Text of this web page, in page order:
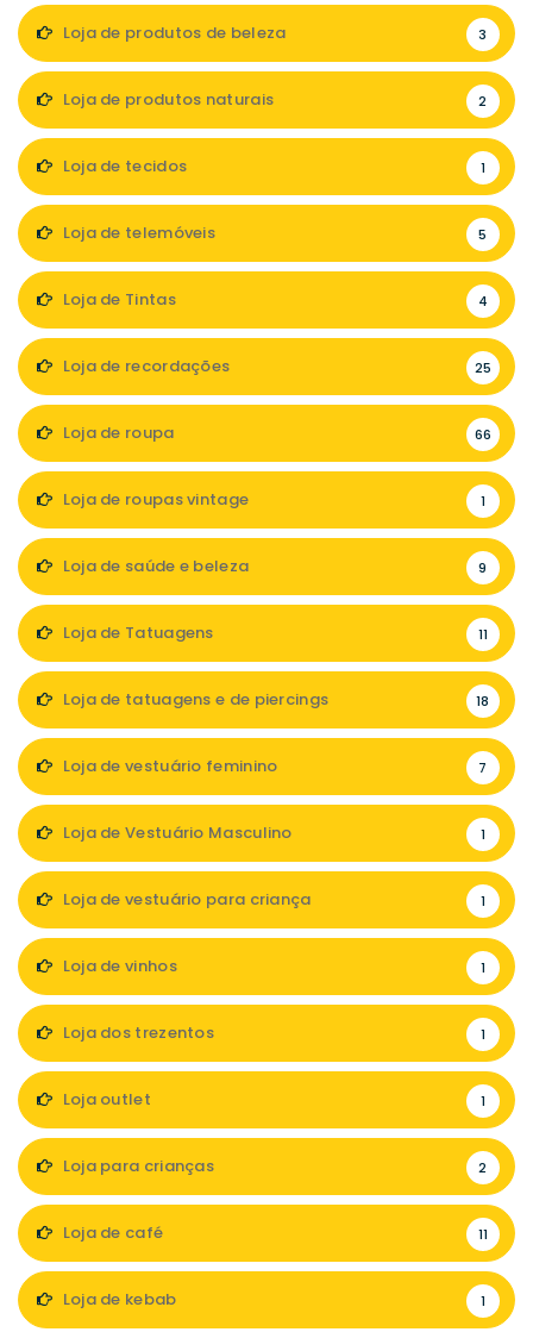
Loja de produtos de beleza 3
Loja de produtos naturais 2
Loja de tecidos 1
Loja de telemóveis 5
Loja de Tintas 4
Loja de recordações 25
Loja de roupa 66
Loja de roupas vintage 1
Loja de saúde e beleza 9
Loja de Tatuagens 11
Loja de tatuagens e de piercings 18
Loja de vestuário feminino 7
Loja de Vestuário Masculino 1
Loja de vestuário para criança 1
Loja de vinhos 1
Loja dos trezentos 1
Loja outlet 1
Loja para crianças 2
Loja de café 11
Loja de kebab 1